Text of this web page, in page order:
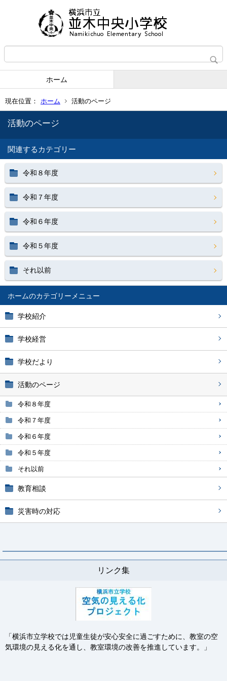
ホーム
現在位置： ホーム 活動のページ
ホーム
学校紹介
学校経営
学校だより
活動のページ
令和８年度
令和７年度
令和６年度
令和５年度
それ以前
教育相談
災害時の対応
リンク集
「横浜市立学校では児童生徒が安心安全に過ごすために、 教室の空
気環境の見える化を通し、教室環境の改善を推進 しています。」
活動のページ
関連するカテゴリー
令和８年度
令和７年度
令和６年度
令和５年度
それ以前